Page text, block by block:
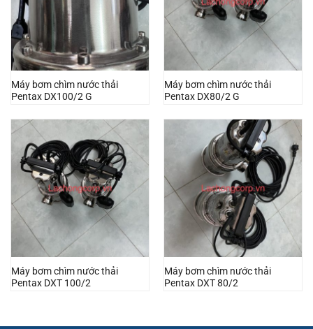
Máy bơm chìm nước thải
Pentax DX100/2 G
Máy bơm chìm nước thải
Pentax DX80/2 G
Máy bơm chìm nước thải
Pentax DXT 100/2
Máy bơm chìm nước thải
Pentax DXT 80/2